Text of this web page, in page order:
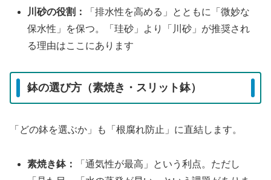
川砂の役割：
「排水性を高める」とともに「微妙な
保水性」を保つ。「珪砂」より「川砂」が推奨され
る理由はここにあります
鉢の選び方（素焼き・スリット鉢）
「どの鉢を選ぶか」も「根腐れ防止」に直結します。
素焼き鉢：
「通気性が最高」という利点。ただし